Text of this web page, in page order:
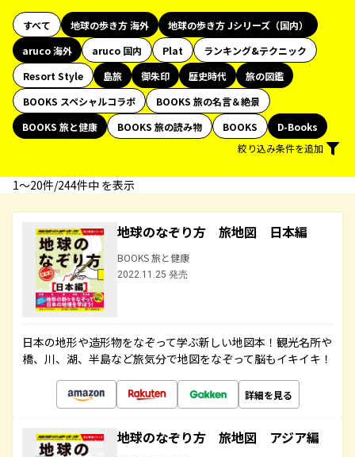
すべて 地球の歩き方 海外
地球の歩き方 Jシリーズ（国内）
aruco 海外
aruco 国内 Plat
ランキング&テクニック
Resort Style
島旅 御朱印 歴史時代
旅の図鑑
BOOKS スペシャルコラボ
BOOKS 旅の名言＆絶景
BOOKS 旅と健康
BOOKS 旅の読み物 BOOKS
D-Books
絞り込み条件を追加
1〜20件/244件中 を表示
地球のなぞり方 旅地図 日本編
BOOKS 旅と健康
2022.11.25 発売
日本の地形や造形物をなぞって学ぶ新しい地図本！観光名所や
橋、川、湖、半島など旅気分で地図をなぞって脳もイキイキ！
詳細を見る
地球のなぞり方 旅地図 アジア編